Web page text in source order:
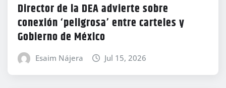
Director de la DEA advierte sobre
conexión ‘peligrosa’ entre carteles y
Gobierno de México
Esaim Nájera Jul 15, 2026